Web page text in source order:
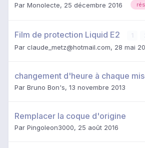
Par Monolecte, 25 décembre 2016
Film de protection Liquid E2
Par claude_metz@hotmail.com, 28 mai
changement d'heure à chaque
Par Bruno Bon's, 13 novembre 2013
Remplacer la coque d'origine
Par Pingoleon3000, 25 août 2016